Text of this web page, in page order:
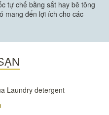
tự chế bằng sắt hay bê tông
mang đến lợi ích cho các
#cục chặn bánh xe
#gờ giảm tốc
#ốp góc cột
Laundry detergent